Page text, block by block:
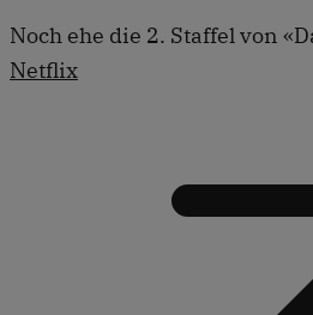
Noch ehe die 2. Staffel von
Netflix